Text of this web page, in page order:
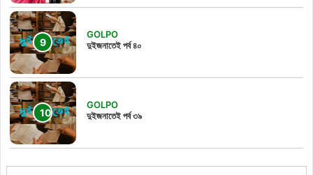
GOLPO
দুইজনাতেই পর্ব ৪০
GOLPO
দুইজনাতেই পর্ব ৩৯